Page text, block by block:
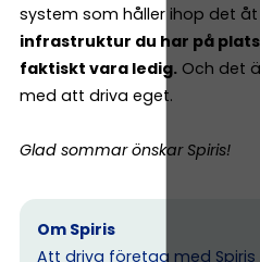
system som håller ihop det åt
infrastruktur du har på
faktiskt vara ledig. Och det
med att driva eget.
Glad sommar önskar Spiris!
Om Spiris
Att driva företag med Spiris